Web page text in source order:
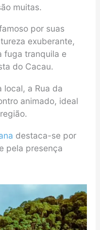
muitas.
por suas
exuberante,
fuga tranquila e
do Cacau.
local, a Rua da
animado, ideal
destaca-se por
pela presença